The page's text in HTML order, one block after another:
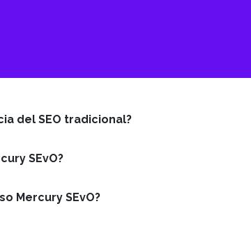
del SEO tradicional?
SEvO?
Mercury SEvO?